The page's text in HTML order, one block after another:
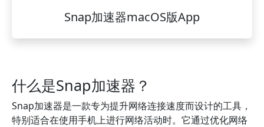
Snap加速器macOS版App
什么是Snap加速器？
Snap加速器是一款专为提升网络连接速度而设计的工具，
特别适合在使用手机上进行网络活动时。它通过优化网络